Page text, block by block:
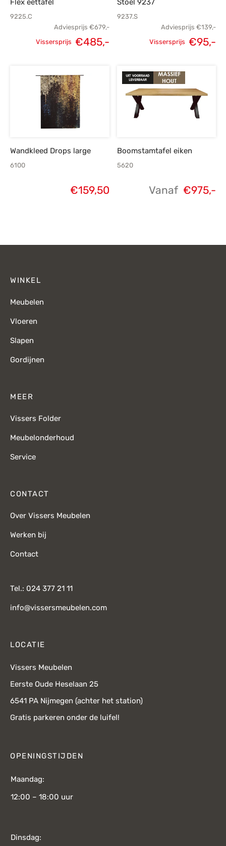
Flex eettafel
9225.C
Adviesprijs €679,-
€679,-.
Vissersprijs €485,-
prijs is:
€485,-.
Stoel 9237
9237.S
Adviesprijs €139,-
Oorspronkelijke
Vissersprijs €95,-
Wandkleed Drops large
6100
€159,50
Boomstamtafel eiken
5620
Vanaf €975,-
WINKEL
Meubelen
Vloeren
Slapen
Gordijnen
MEER
Vissers Folder
Meubelonderhoud
Service
CONTACT
Over Vissers Meubelen
Werken bij
Contact
Tel.: 024 377 21 11
info@vissersmeubelen.com
LOCATIE
Vissers Meubelen
Eerste Oude Heselaan 25
6541 PA Nijmegen (achter het station)
Gratis parkeren onder de luifel!
OPENINGSTIJDEN
Maandag:
12:00 – 18:00 uur
Dinsdag: